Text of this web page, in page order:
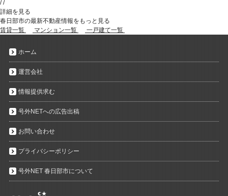
//
詳細を見る
春日部市の最新不動産情報をもっと見る
賃貸一覧
マンション一覧 一戸建て一覧
ホーム
運営会社
情報提供求む
号外NETへの広告出稿
お問い合わせ
プライバシーポリシー
号外NET 春日部市について